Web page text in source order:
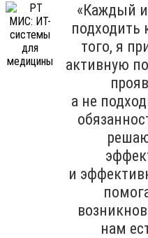
«Каждый
подходить
того, я
активную
а не
и
нам